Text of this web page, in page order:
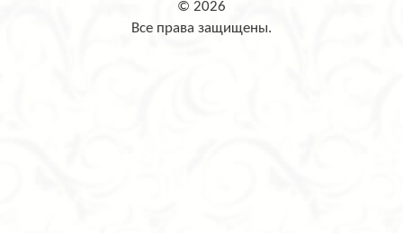
© 2026
Все права защищены.